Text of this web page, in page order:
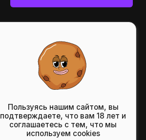
Пользуясь нашим сайтом, вы
подтверждаете, что вам 18 лет и
соглашаетесь с тем, что мы
используем cookies